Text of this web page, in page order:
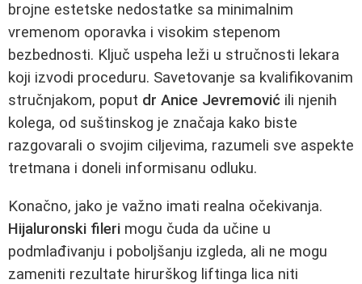
brojne estetske nedostatke sa minimalnim
vremenom oporavka i visokim stepenom
bezbednosti. Ključ uspeha leži u stručnosti lekara
koji izvodi proceduru. Savetovanje sa kvalifikovanim
stručnjakom, poput dr Anice Jevremović ili njenih
kolega, od suštinskog je značaja kako biste
razgovarali o svojim ciljevima, razumeli sve aspekte
tretmana i doneli informisanu odluku.
Konačno, jako je važno imati realna očekivanja.
Hijaluronski fileri mogu čuda da učine u
podmlađivanju i poboljšanju izgleda, ali ne mogu
zameniti rezultate hirurškog liftinga lica niti